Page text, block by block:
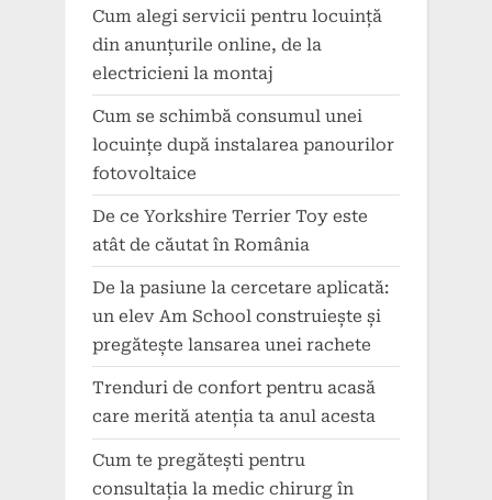
Cum alegi servicii pentru locuință
din anunțurile online, de la
electricieni la montaj
Cum se schimbă consumul unei
locuințe după instalarea panourilor
fotovoltaice
De ce Yorkshire Terrier Toy este
atât de căutat în România
De la pasiune la cercetare aplicată:
un elev Am School construiește și
pregătește lansarea unei rachete
Trenduri de confort pentru acasă
care merită atenția ta anul acesta
Cum te pregătești pentru
consultația la medic chirurg în